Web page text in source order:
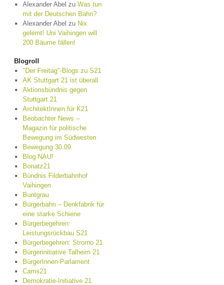
Alexander Abel zu Was tun
mit der Deutschen Bahn?
Alexander Abel zu Nix
gelernt! Uni Vaihingen will
200 Bäume fällen!
Blogroll
"Der Freitag"-Blogs zu S21
AK Stuttgart 21 ist überall
Aktionsbündnis gegen
Stuttgart 21
ArchitektInnen für K21
Beobachter News –
Magazin für politische
Bewegung im Südwesten
Bewegung 30.09.
Blog NAU!
Bonatz21
Bündnis Filderbahnhof
Vaihingen
Buntgrau
Bürgerbahn – Denkfabrik für
eine starke Schiene
Bürgerbegehren:
Leistungsrückbau S21
Bürgerbegehren: Strorno 21
Bürgerinitiative Talheim 21
BürgerInnen-Parlament
Cams21
Demokratie-Initiative 21